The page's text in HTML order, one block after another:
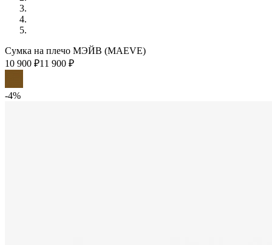
Сумка на плечо МЭЙВ (MAEVE)
10 900 ₽11 900 ₽
-4%